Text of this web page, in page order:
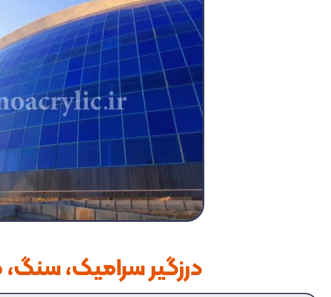
درزگیر سرامیک،